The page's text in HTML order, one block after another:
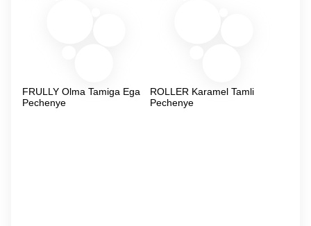
FRULLY Olma Tamiga Ega
Pechenye
ROLLER Karamel Tamli
Pechenye